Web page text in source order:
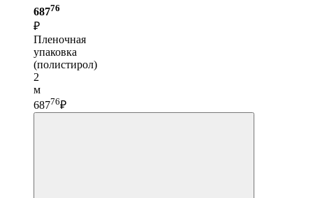
68776
₽
Пленочная
упаковка
(полистирол)
2
м
68776₽